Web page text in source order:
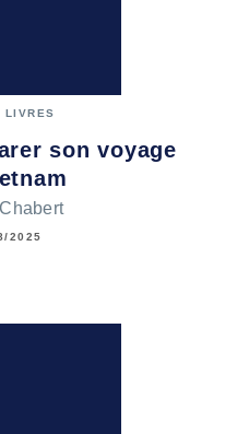
LIVRES
son voyage
2025